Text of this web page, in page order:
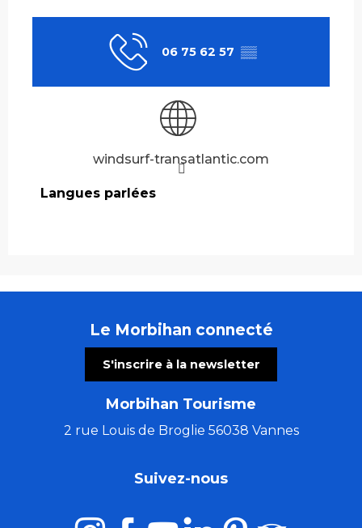
06 75 62 57 ▒▒
windsurf-transatlantic.com
Langues parlées
Langues parlées
Le Morbihan connecté
S'inscrire à la newsletter
Morbihan Tourisme
2 rue Louis de Broglie 56038 Vannes
Suivez-nous